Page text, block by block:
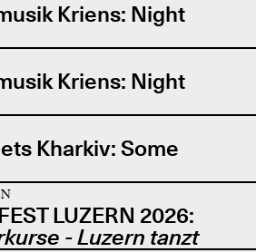
Kriens: Night
Kriens: Night
Kharkiv: Some
LUZERN 2026:
- Luzern tanzt